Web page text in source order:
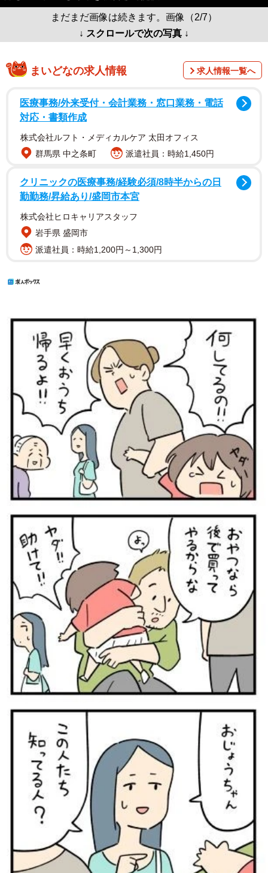
まだまだ画像は続きます。画像（2/7）
↓ スクロールで次の写真 ↓
まいどなの求人情報 求人情報一覧へ
医療事務/外来受付・会計業務・窓口業務・電話
対応・書類作成
株式会社ルフト・メディカルケア 太田オフィス
群馬県 中之条町
派遣社員：時給1,450円
クリニックの医療事務/経験必須/8時半からの日
勤勤務/昇給あり/盛岡市本宮
株式会社ヒロキャリアスタッフ
岩手県 盛岡市
派遣社員：時給1,200円～1,300円